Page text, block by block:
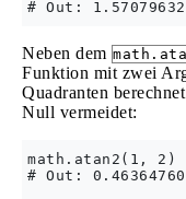
Neben dem
Funktion mit zwei
Quadranten
Null vermeidet:
math.atan2(1,
# Out: